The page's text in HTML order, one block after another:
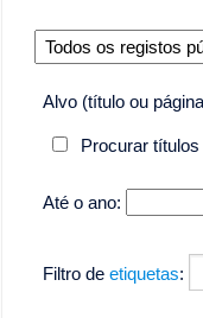
Alvo (título ou
Procurar
Até o ano:
Filtro de etiquetas: